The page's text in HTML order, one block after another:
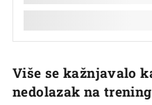
Više se kažnjavalo
nedolazak na trening